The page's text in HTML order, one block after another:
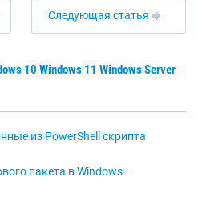
Следующая статья
10 Windows 11 Windows Server
из PowerShell скрипта
пакета в Windows